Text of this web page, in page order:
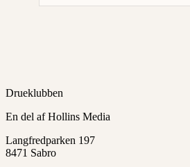
Drueklubben
En del af Hollins Media
Langfredparken 197
8471 Sabro